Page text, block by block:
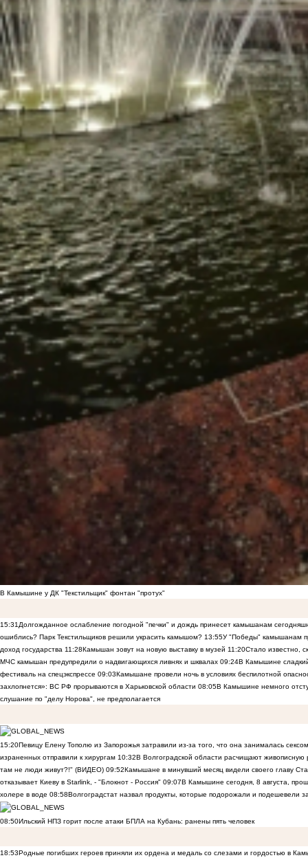
В Камышине у ДК "Текстильщик" фонтан "протух"
15:31 Долгожданное ослабление погодной "печки" и дождь принесет камышанам
ошиблись? Парк Текстильщиков решили украсить камышом? 13:55У "Победы" камышанам
доход государства 11:28Камышан зовут на новую выставку в музей 11:20Стало известно,
МЧС камышан предупредили о надвигающихся ливнях и шквалах 09:24В Камышине
фестиваль на спецэкспрессе 09:03Камышане провели ночь в условиях беспилотной
захлопнется»: ВС РФ прорываются в Харьковской области 08:05В Камышине немного
слушание по "делу Норова", не предполагается
15:20Певицу Елену Тополю из Запорожья затравили из-за того, что она занималась
израненных отправили к хирургам 10:32В Волгоградской области расчищают
там не люди живут?!" (ВИДЕО) 09:52Камышане в минувший месяц видели своего главу
отказывает Киеву в Starlink, - "Блокнот - Россия" 09:07В Камышине сегодня, 8 августа,
холере в воде 08:58Волгоградстат назвал продукты, которые подорожали и подешевели
08:50Ильский НПЗ горит после атаки БПЛА на Кубань: ранены пять человек
18:53Родные погибших героев приняли их ордена и медаль со слезами и гордостью в